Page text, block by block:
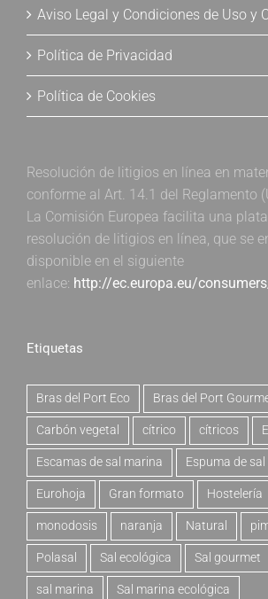
Aviso Legal y Condiciones de Uso y
Política de Privacidad
Política de Cookies
Resolución de litigios en línea en
conforme al Art. 14.1 del Reglamento
La Comisión Europea facilita una
resolución de litigios en línea, que se
disponible en el siguiente
enlace: http://ec.europa.eu/
Etiquetas
Bras del Port Eco Bras del Port
Carbón vegetal cítrico cítricos
Escamas de sal marina Espuma de
Eurohoja Gran formato Hostelería
monodosis naranja Natural
Polasal Sal ecológica Sal gourmet
sal marina Sal marina ecológica